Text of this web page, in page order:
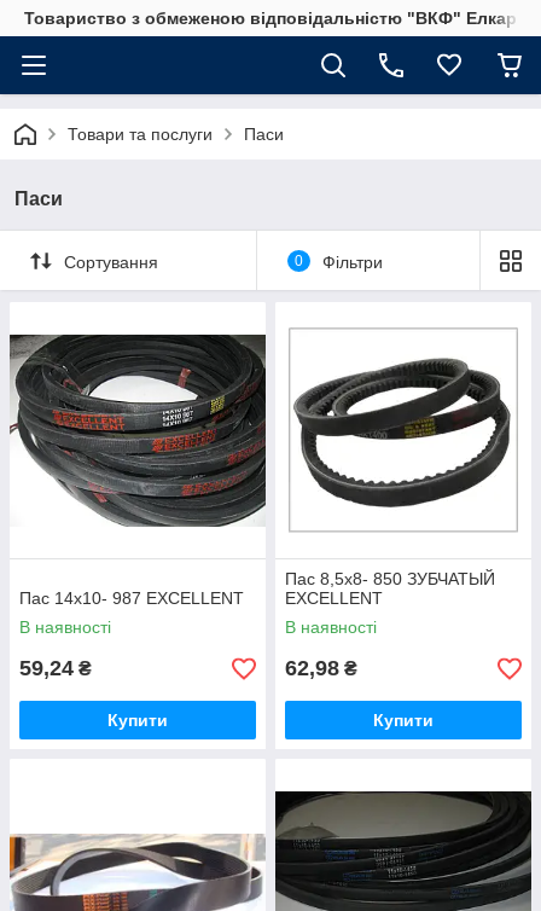
Товариство з обмеженою відповідальністю "ВКФ" Елкар"
Товари та послуги Паси
Паси
Сортування 0 Фільтри
Пас 14х10- 987 EXCELLENT
В наявності
59,24 ₴
Купити
Пас 8,5х8- 850 ЗУБЧАТЫЙ
EXCELLENT
В наявності
62,98 ₴
Купити